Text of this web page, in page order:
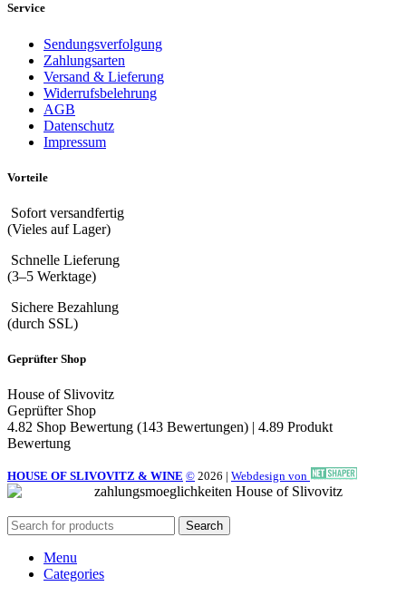
Service
Sendungsverfolgung
Zahlungsarten
Versand & Lieferung
Widerrufsbelehrung
AGB
Datenschutz
Impressum
Vorteile
Sofort versandfertig
(Vieles auf Lager)
Schnelle Lieferung
(3–5 Werktage)
Sichere Bezahlung
(durch SSL)
Geprüfter Shop
House of Slivovitz
Geprüfter Shop
4.82 Shop Bewertung (143 Bewertungen) | 4.89 Produkt
Bewertung
HOUSE OF SLIVOVITZ & WINE © 2026 | Webdesign von
Search
Menu
Categories